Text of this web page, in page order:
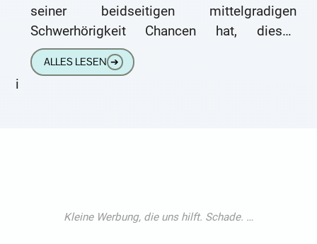
seiner beidseitigen mittelgradigen
Schwerhörigkeit Chancen hat, diesen
Berufswunsch zu verwirklichen. „Ich träume
seit meiner Kindheit davon,
ALLES LESEN ➔
i